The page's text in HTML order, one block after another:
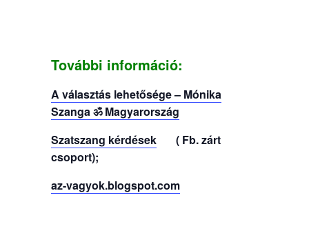
További információ:
A választás lehetősége – Mónika
Szanga ॐ Magyarország
Szatszang kérdések( Fb. zárt
csoport);
az-vagyok.blogspot.com